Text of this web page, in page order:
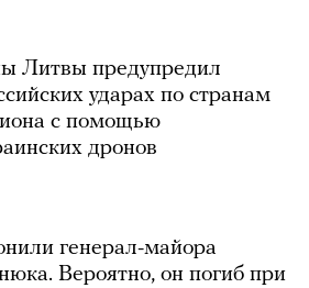
Литвы предупредил
ударах по странам
с помощью
дронов
генерал-майора
Вероятно, он погиб при